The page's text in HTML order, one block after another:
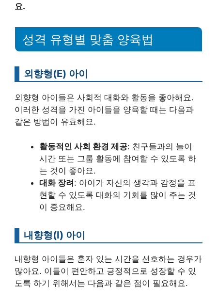
요.
성격 유형별 맞춤 양육법
외향형(E) 아이
외향형 아이들은 사회적 대화와 활동을 좋아해요.
이러한 성격을 가진 아이들을 양육할 때는 다음과
같은 방법이 유효해요.
활동적인 사회 환경 제공: 친구들과의 놀이
시간 또는 그룹 활동에 참여할 수 있도록 하
는 것이 좋아요.
대화 장려: 아이가 자신의 생각과 감정을 표
현할 수 있도록 대화의 기회를 많이 주는 것
이 중요해요.
내향형(I) 아이
내향형 아이들은 혼자 있는 시간을 선호하는 경우가
많아요. 이들이 편안하고 긍정적으로 성장할 수 있
도록 하기 위해서는 다음과 같은 점이 필요해요.